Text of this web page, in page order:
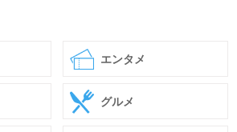
エンタメ
グルメ